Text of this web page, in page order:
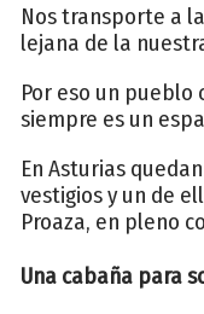
Nos transporte a
lejana de la
Por eso un pueblo
siempre es un
En Asturias
vestigios y un de
Proaza, en pleno
Una cabaña para